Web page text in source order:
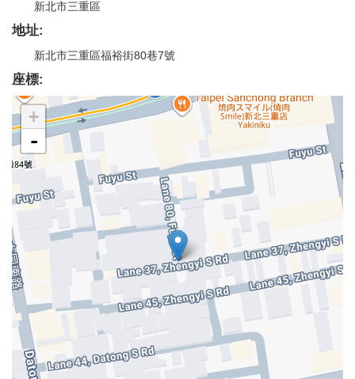
新北市三重區
地址:
新北市三重區福裕街80巷7號
座標:
+
-